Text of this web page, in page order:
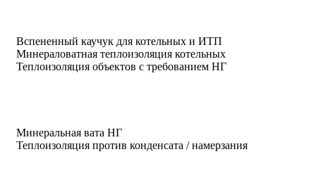
Вспененный каучук для котельных и ИТП
Минераловатная теплоизоляция котельных
Теплоизоляция объектов с требованием НГ
Минеральная вата НГ
Теплоизоляция против конденсата / намерзания